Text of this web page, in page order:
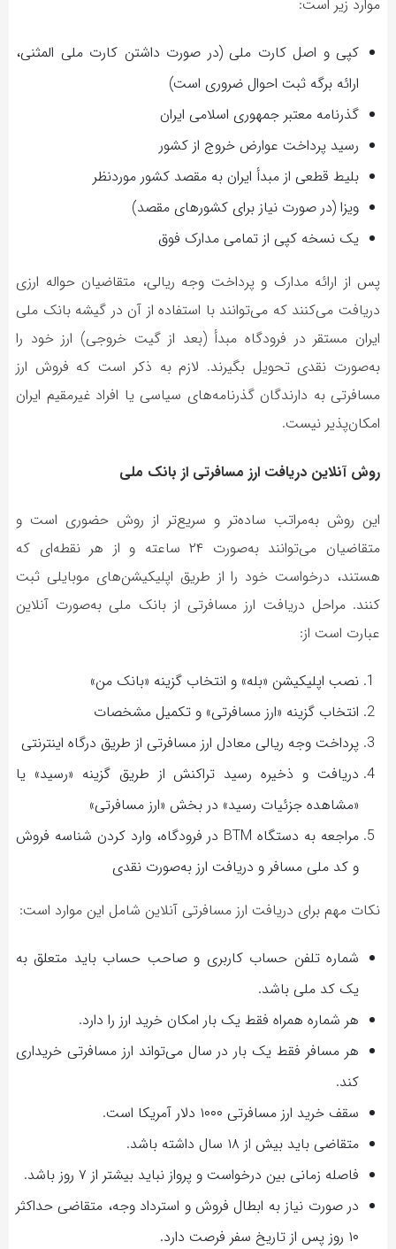
موارد زیر است:
کپی و اصل کارت ملی (در صورت داشتن کارت ملی المثنی،
ارائه برگه ثبت احوال ضروری است)
گذرنامه معتبر جمهوری اسلامی ایران
رسید پرداخت عوارض خروج از کشور
بلیط قطعی از مبدأ ایران به مقصد کشور موردنظر
ویزا (در صورت نیاز برای کشورهای مقصد)
یک نسخه کپی از تمامی مدارک فوق
پس از ارائه مدارک و پرداخت وجه ریالی، متقاضیان حواله ارزی
دریافت می‌کنند که می‌توانند با استفاده از آن در گیشه بانک ملی
ایران مستقر در فرودگاه مبدأ (بعد از گیت خروجی) ارز خود را
به‌صورت نقدی تحویل بگیرند. لازم به ذکر است که فروش ارز
مسافرتی به دارندگان گذرنامه‌های سیاسی یا افراد غیرمقیم ایران
امکان‌پذیر نیست.
روش آنلاین دریافت ارز مسافرتی از بانک ملی
این روش به‌مراتب ساده‌تر و سریع‌تر از روش حضوری است و
متقاضیان می‌توانند به‌صورت ۲۴ ساعته و از هر نقطه‌ای که
هستند، درخواست خود را از طریق اپلیکیشن‌های موبایلی ثبت
کنند. مراحل دریافت ارز مسافرتی از بانک ملی به‌صورت آنلاین
عبارت است از:
نصب اپلیکیشن «بله» و انتخاب گزینه «بانک من»
انتخاب گزینه «ارز مسافرتی» و تکمیل مشخصات
پرداخت وجه ریالی معادل ارز مسافرتی از طریق درگاه اینترنتی
دریافت و ذخیره رسید تراکنش از طریق گزینه «رسید» یا
«مشاهده جزئیات رسید» در بخش «ارز مسافرتی»
مراجعه به دستگاه BTM در فرودگاه، وارد کردن شناسه فروش
و کد ملی مسافر و دریافت ارز به‌صورت نقدی
نکات مهم برای دریافت ارز مسافرتی آنلاین شامل این موارد است:
شماره تلفن حساب کاربری و صاحب حساب باید متعلق به
یک کد ملی باشد.
هر شماره همراه فقط یک بار امکان خرید ارز را دارد.
هر مسافر فقط یک بار در سال می‌تواند ارز مسافرتی خریداری
کند.
سقف خرید ارز مسافرتی ۱۰۰۰ دلار آمریکا است.
متقاضی باید بیش از ۱۸ سال داشته باشد.
فاصله زمانی بین درخواست و پرواز نباید بیشتر از ۷ روز باشد.
در صورت نیاز به ابطال فروش و استرداد وجه، متقاضی حداکثر
۱۰ روز پس از تاریخ سفر فرصت دارد.